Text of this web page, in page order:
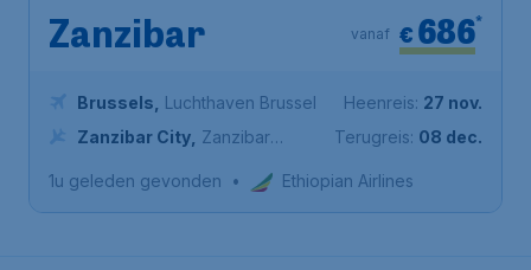
Zanzibar € 686*
vanaf
Brussels
Luchthaven Brussel
Zanzibar City Zanzibar
Heenreis: 27 nov.
Terugreis: 08 dec.
1u geleden gevonden • Ethiopian Airlines